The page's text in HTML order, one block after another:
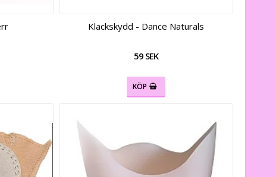
Klackskydd - Dance Naturals
59 SEK
KÖP